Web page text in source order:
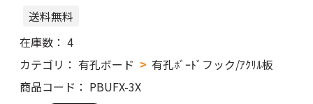
送料無料
在庫数： 4
カテゴリ： 有孔ボード
有孔ﾎﾞｰﾄﾞフック/ｱｸﾘﾙ板
商品コード： PBUFX-3X